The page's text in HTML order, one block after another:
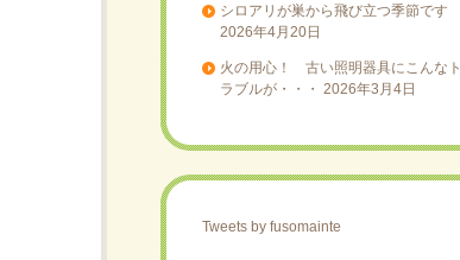
シロアリが巣から飛び立つ季節です
2026年4月20日
火の用心！ 古い照明器具にこんなト
ラブルが・・・
2026年3月4日
Tweets by fusomainte